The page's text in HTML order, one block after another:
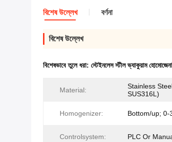
বিশেষ উল্লেখ বর্ণনা
বিশেষ উল্লেখ
বিশেষভাবে তুলে ধরা: স্টেইনলেস স্টীল ভ্যাকুয়াম
Material:
Stainless
SUS316L)
Homogenizer: Bottom/up; 0-
Controlsystem: PLC Or